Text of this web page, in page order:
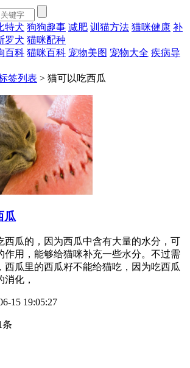
特犬 狗狗趣事 减肥 训猫方法 猫咪健康 补
罗犬 猫咪配种
百科 猫咪百科 宠物美图 宠物大全 疾病导
签列表 > 猫可以吃西瓜
瓜
西瓜的，因为西瓜中含有大量的水分，可
作用，能够给猫咪补充一些水分。不过需
西瓜里的西瓜籽不能给猫吃，因为吃西瓜
化，
15 19:05:27
条